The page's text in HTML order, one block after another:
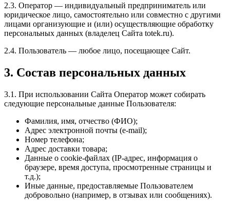
2.3. Оператор — индивидуальный предприниматель или
юридическое лицо, самостоятельно или совместно с другими
лицами организующие и (или) осуществляющие обработку
персональных данных (владелец Сайта totek.ru).
2.4. Пользователь — любое лицо, посещающее Сайт.
3. Состав персональных данных
3.1. При использовании Сайта Оператор может собирать
следующие персональные данные Пользователя:
Фамилия, имя, отчество (ФИО);
Адрес электронной почты (e-mail);
Номер телефона;
Адрес доставки товара;
Данные о cookie-файлах (IP-адрес, информация о
браузере, время доступа, просмотренные страницы и
т.д.);
Иные данные, предоставляемые Пользователем
добровольно (например, в отзывах или сообщениях).